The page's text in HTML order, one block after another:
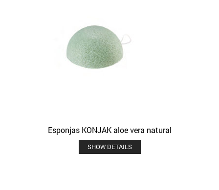
Esponjas KONJAK aloe vera natural
SHOW DETAILS